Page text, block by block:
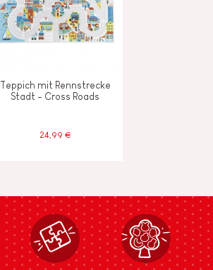
Teppich mit Rennstrecke
Stadt - Cross Roads
24,99 €